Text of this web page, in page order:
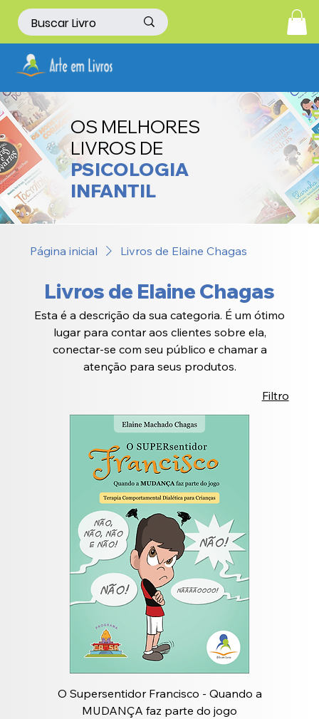
OS MELHORES
LIVROS DE
PSICOLOGIA
INFANTIL
Página inicial Livros de Elaine Chagas
Livros de Elaine Chagas
Esta é a descrição da sua categoria. É um ótimo
lugar para contar aos clientes sobre ela,
conectar-se com seu público e chamar a
atenção para seus produtos.
Filtro
O Supersentidor Francisco - Quando a
MUDANÇA faz parte do jogo